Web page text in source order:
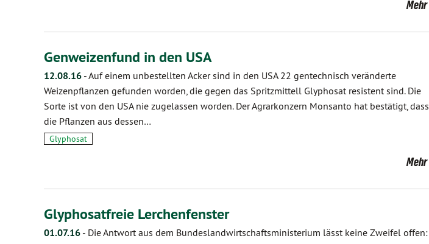
Mehr
Genweizenfund in den USA
12.08.16 -Auf einem unbestellten Acker sind in den USA 22 gentechnisch veränderte
Weizenpflanzen gefunden worden, die gegen das Spritzmittell Glyphosat resistent sind. Die
Sorte ist von den USA nie zugelassen worden. Der Agrarkonzern Monsanto hat bestätigt, dass
die Pflanzen aus dessen…
Glyphosat
Mehr
Glyphosatfreie Lerchenfenster
01.07.16 - Die Antwort aus dem Bundeslandwirtschaftsministerium lässt keine Zweifel offen: